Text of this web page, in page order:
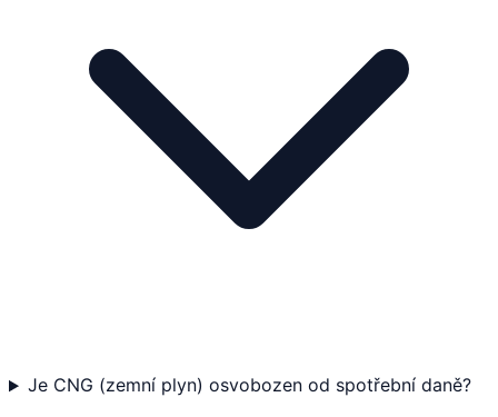
Je CNG (zemní plyn) osvobozen od spotřební daně?